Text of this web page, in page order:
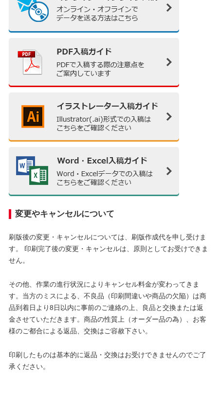
変更やキャンセルについて
刷版後の変更・キャンセルについては、刷版作成代を申し受けま
す。 印刷完了後の変更・キャンセルは、原則としてお受けできま
せん。
その他、作業の進行状況によりキャンセル料金が変わってきま
す。当方のミスによる、不良品（印刷間違いや商品の欠陥）は商
品到着日より8日以内に事前のご連絡の上、良品と交換または返
金させていただきます。商品の性質上（オーダー品の為）、お客
様のご都合による返品、交換はご容赦下さい。
印刷したものは基本的に返品・交換はお受けできませんのでご了
承ください。